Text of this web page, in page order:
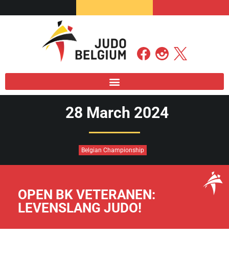
28 March 2024
Belgian Championship
OPEN BK VETERANEN:
LEVENSLANG JUDO!